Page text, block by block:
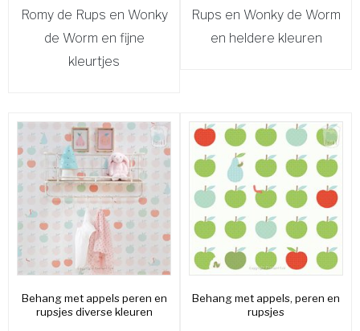
Romy de Rups en Wonky
de Worm en fijne
kleurtjes
Rups en Wonky de Worm
en heldere kleuren
Behang met appels peren en
rupsjes diverse kleuren
Behang met appels, peren en
rupsjes